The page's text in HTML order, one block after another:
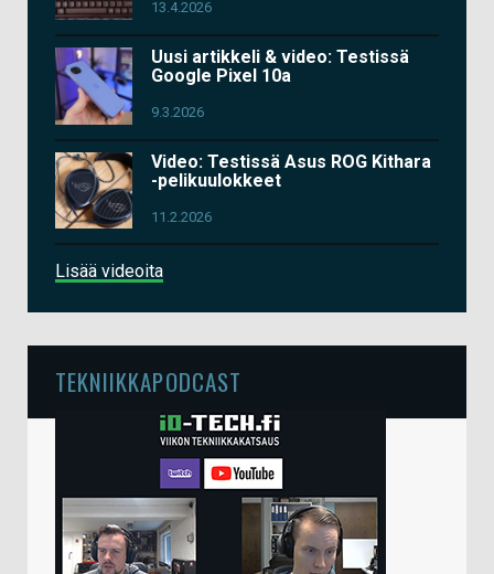
13.4.2026
Uusi artikkeli & video: Testissä
Google Pixel 10a
9.3.2026
Video: Testissä Asus ROG Kithara
-pelikuulokkeet
11.2.2026
Lisää videoita
TEKNIIKKAPODCAST